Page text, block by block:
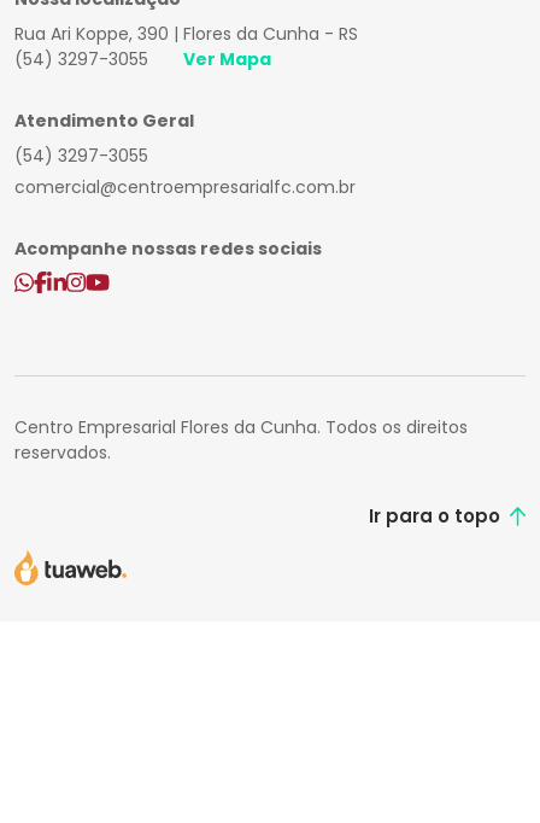
Rua Ari Koppe, 390 | Flores da Cunha - RS
(54) 3297-3055
Ver Mapa
Atendimento Geral
(54) 3297-3055
comercial@centroempresarialfc.com.br
Acompanhe nossas redes sociais
Centro Empresarial Flores da Cunha. Todos os direitos
reservados.
Ir para o topo